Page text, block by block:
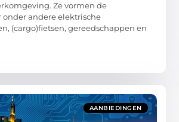
Ze vormen de
onder andere elektrische
(cargo)fietsen, gereedschappen en
AANBIEDINGEN